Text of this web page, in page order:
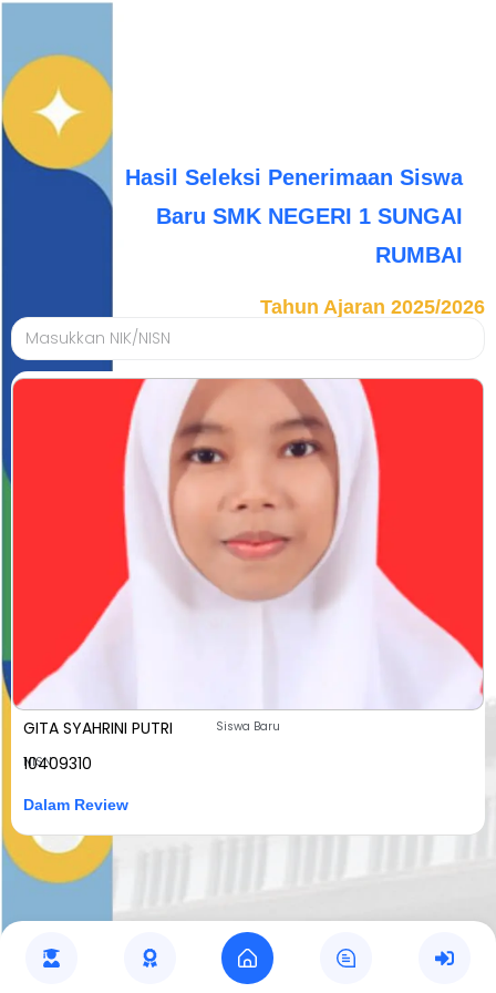
Hasil Seleksi Penerimaan Siswa
Baru SMK NEGERI 1 SUNGAI
RUMBAI
Tahun Ajaran 2025/2026
Siswa Baru
GITA SYAHRINI PUTRI
NISN
10409310
Dalam Review